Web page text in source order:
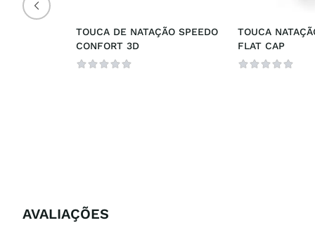
TOUCA DE NATAÇÃO SPEEDO
CONFORT 3D
TOUCA
FLAT CAP
AVALIAÇÕES